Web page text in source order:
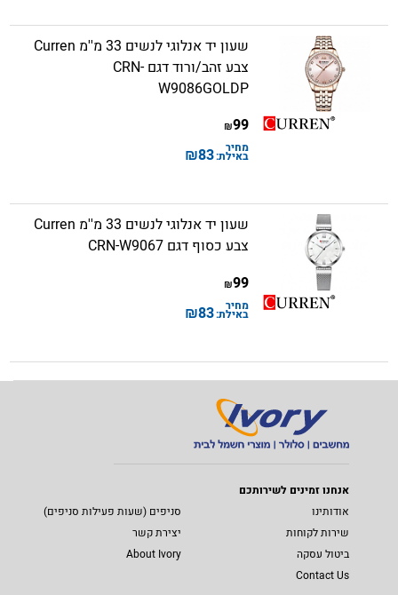
שעון יד אנלוגי לנשים 33 מ''מ Curren
צבע זהב/ורוד דגם CRN-
W9086GOLDP
99
₪
מחיר
באילת:83
₪
שעון יד אנלוגי לנשים 33 מ''מ Curren
צבע כסוף דגם CRN-W9067
99
₪
מחיר
באילת:83
₪
אנחנו זמינים לשירותכם
אודותינו
סניפים (שעות פעילות סניפים)
שירות לקוחות
יצירת קשר
ביטול עסקה
About Ivory
Contact Us